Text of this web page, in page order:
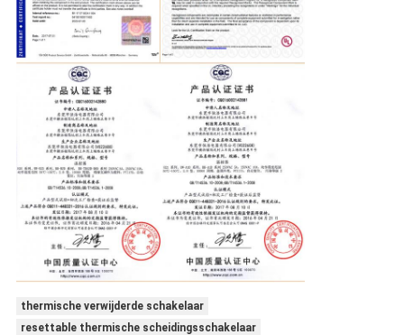
thermische verwijderde schakelaar
resettable thermische scheidingsschakelaar